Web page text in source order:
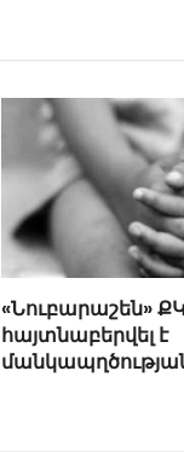
«Նուբարաշեն»
հայտնաբերվել է